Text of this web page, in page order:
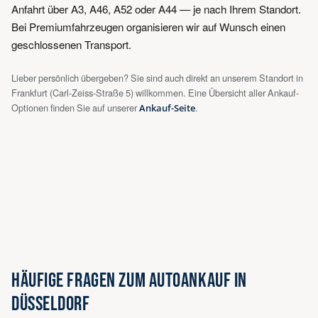
Anfahrt über A3, A46, A52 oder A44 — je nach Ihrem Standort.
Bei Premiumfahrzeugen organisieren wir auf Wunsch einen
geschlossenen Transport.
Lieber persönlich übergeben? Sie sind auch direkt an unserem Standort in
Frankfurt (Carl-Zeiss-Straße 5) willkommen. Eine Übersicht aller Ankauf-
Optionen finden Sie auf unsererAnkauf-Seite.
HÄUFIGE FRAGEN ZUM AUTOANKAUF IN
DÜSSELDORF